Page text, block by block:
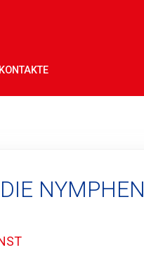
KONTAKTE
NYMPHEN